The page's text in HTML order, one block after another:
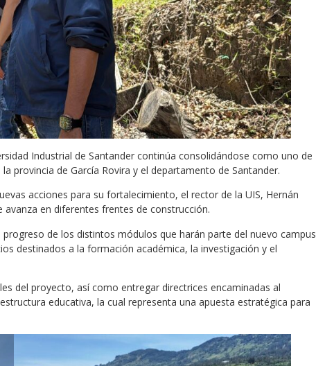
Industrial de Santander continúa consolidándose como uno de
provincia de García Rovira y el departamento de Santander.
acciones para su fortalecimiento, el rector de la UIS, Hernán
en diferentes frentes de construcción.
de los distintos módulos que harán parte del nuevo campus
destinados a la formación académica, la investigación y el
del proyecto, así como entregar directrices encaminadas al
educativa, la cual representa una apuesta estratégica para